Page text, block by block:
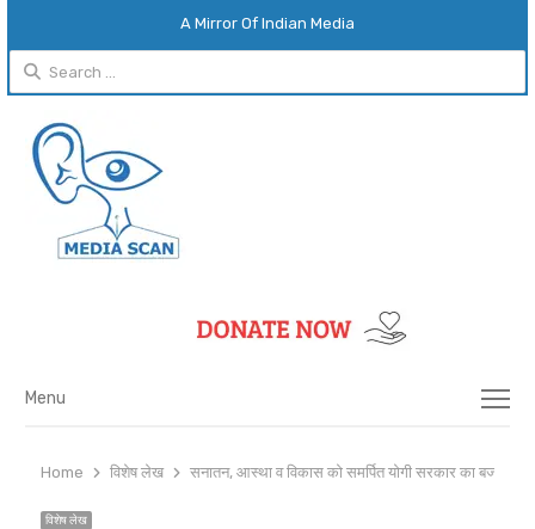
A Mirror Of Indian Media
Search
for:
Menu
Menu
Home विशेष लेख सनातन, आस्था व विकास को समर्पित योगी सरकार का बजट
विशेष लेख